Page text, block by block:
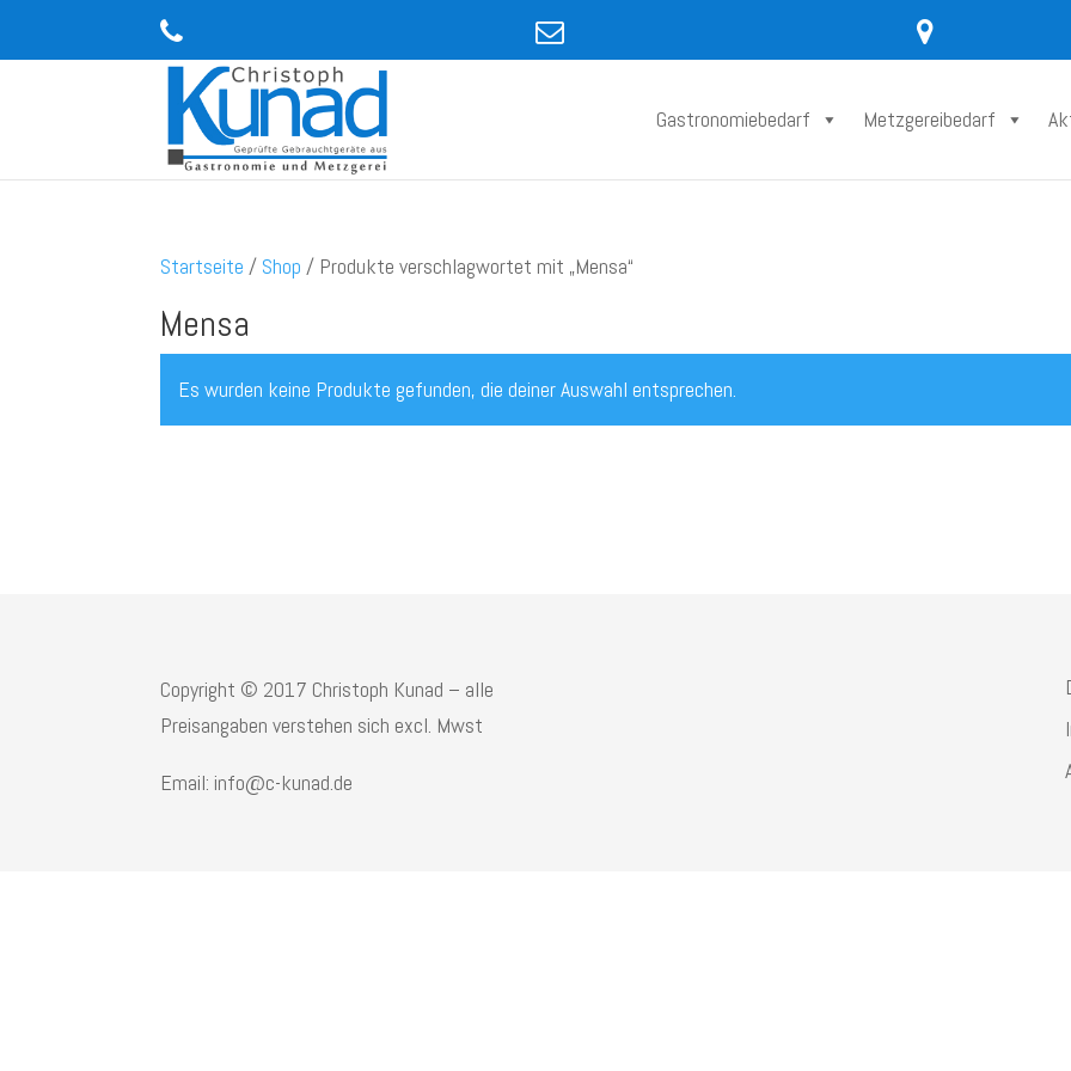
Gastronomiebedarf Metzgereibedarf
Startseite / Shop / Produkte verschlagwortet mit „Mensa“
Mensa
Es wurden keine Produkte gefunden, die deiner Auswahl entsprechen.
Copyright © 2017 Christoph Kunad – alle
Preisangaben verstehen sich excl. Mwst
Email: info@c-kunad.de